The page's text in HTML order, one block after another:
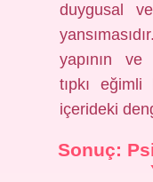
duygusal
yapının
tıpkı
içerideki
Sonuç: